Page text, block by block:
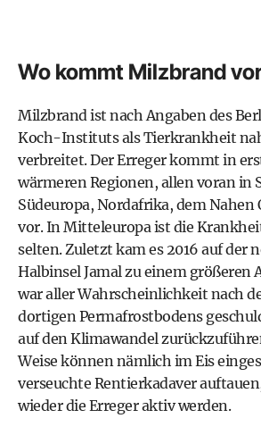
Wo kommt Milzbrand
Milzbrand ist nach Angaben des
Koch-Instituts als Tierkrankheit
verbreitet. Der Erreger kommt in
wärmeren Regionen, allen voran in
Südeuropa, Nordafrika, dem Nahen
vor. In Mitteleuropa ist die
selten. Zuletzt kam es 2016 auf der
Halbinsel Jamal zu einem größeren
war aller Wahrscheinlichkeit nach
dortigen Permafrostbodens
auf den Klimawandel
Weise können nämlich im Eis
verseuchte Rentierkadaver
wieder die Erreger aktiv werden.